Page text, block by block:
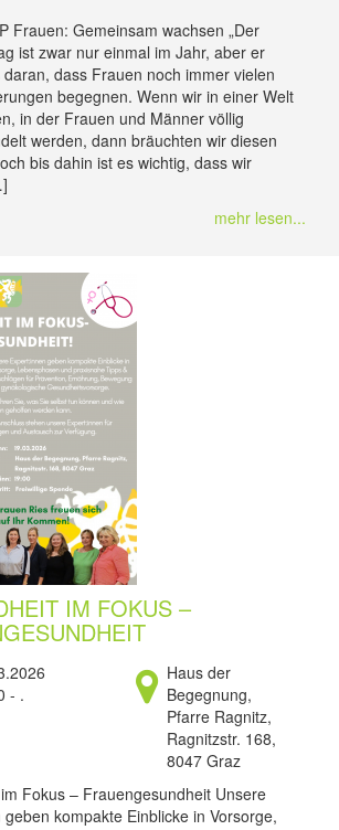
Frauen: Gemeinsam wachsen „Der
ist zwar nur einmal im Jahr, aber er
dass Frauen noch immer vielen
begegnen. Wenn wir in einer Welt
in der Frauen und Männer völlig
werden, dann bräuchten wir diesen
bis dahin ist es wichtig, dass wir
mehr lesen...
IM FOKUS –
- .
Haus der
Begegnung,
Pfarre Ragnitz,
Ragnitzstr. 168,
8047 Graz
Fokus – Frauengesundheit Unsere
geben kompakte Einblicke in Vorsorge,